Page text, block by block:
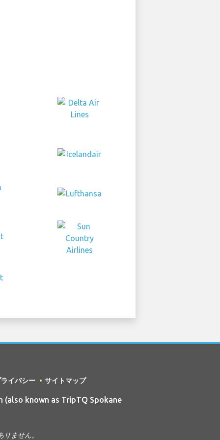
イバシー サイトマップ
(also known as TripTQ Spokane
ません。